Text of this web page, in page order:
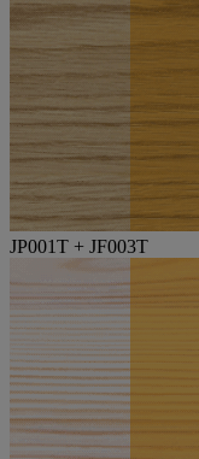
JP001T + JF003T